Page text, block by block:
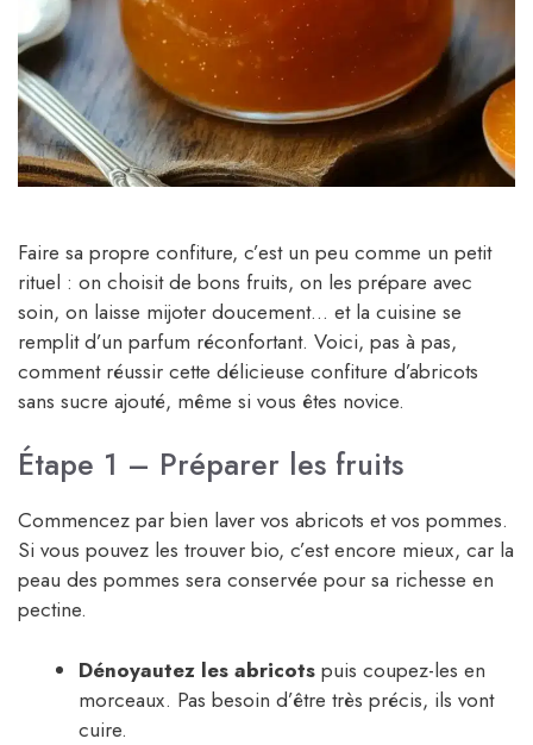
Faire sa propre confiture, c’est un peu comme un petit
rituel : on choisit de bons fruits, on les prépare avec
soin, on laisse mijoter doucement… et la cuisine se
remplit d’un parfum réconfortant. Voici, pas à pas,
comment réussir cette délicieuse confiture d’abricots
sans sucre ajouté, même si vous êtes novice.
Étape 1 – Préparer les fruits
Commencez par bien laver vos abricots et vos pommes.
Si vous pouvez les trouver bio, c’est encore mieux, car la
peau des pommes sera conservée pour sa richesse en
pectine.
Dénoyautez les abricots puis coupez-les en
morceaux. Pas besoin d’être très précis, ils vont
cuire.